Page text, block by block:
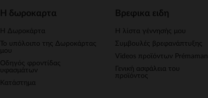
Η δωροκαρτα
Η Δωροκάρτα
Το υπόλοιπο της Δωροκάρτας
μου
Οδηγός φροντίδας
υφασμάτων
Κατάστημα
Βρεφικα ειδη
Η λίστα γέννησής μου
Συμβουλές βρεφανάπτυξης
Videos προϊόντων Prémaman
Γενική ασφάλεια του
προϊόντος